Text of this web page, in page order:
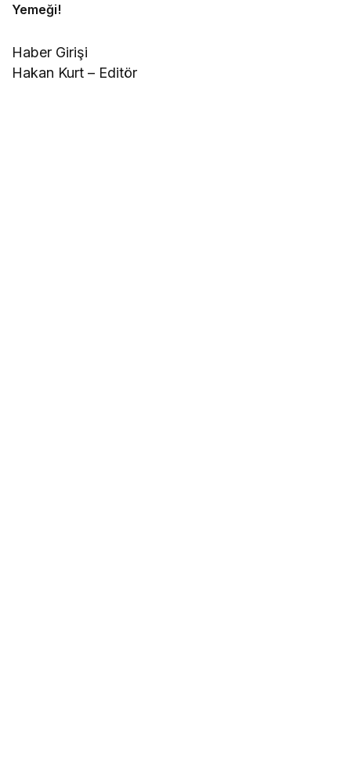
Yemeği!
Haber Girişi
Hakan Kurt – Editör